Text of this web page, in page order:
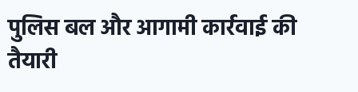
पुलिस बल और आगामी कार्रवाई की
तैयारी